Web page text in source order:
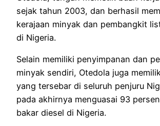
sejak tahun 2003, dan berhasil
kerajaan minyak dan pembangkit
di Nigeria.
Selain memiliki penyimpanan dan
minyak sendiri, Otedola juga
yang tersebar di seluruh penjuru
pada akhirnya menguasai 93
bakar diesel di Nigeria.